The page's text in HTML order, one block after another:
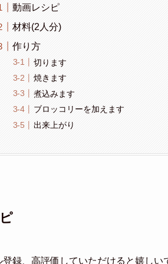
動画レシピ
材料(2人分)
作り方
切ります
焼きます
煮込みます
ブロッコリーを加えます
出来上がり
登録、高評価していただけると嬉しい